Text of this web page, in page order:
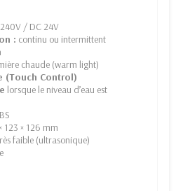
/ DC 24V
: continu ou intermittent
chaude (warm light)
(Touch Control)
lorsque le niveau d’eau est
123 × 126 mm
faible (ultrasonique)